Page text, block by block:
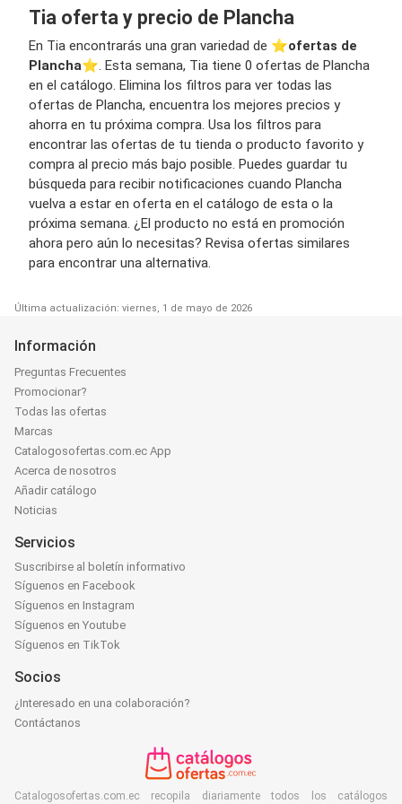
Tia oferta y precio de Plancha
En Tia encontrarás una gran variedad de ⭐️ofertas de
Plancha⭐️. Esta semana, Tia tiene 0 ofertas de Plancha
en el catálogo. Elimina los filtros para ver todas las
ofertas de Plancha, encuentra los mejores precios y
ahorra en tu próxima compra. Usa los filtros para
encontrar las ofertas de tu tienda o producto favorito y
compra al precio más bajo posible. Puedes guardar tu
búsqueda para recibir notificaciones cuando Plancha
vuelva a estar en oferta en el catálogo de esta o la
próxima semana. ¿El producto no está en promoción
ahora pero aún lo necesitas? Revisa ofertas similares
para encontrar una alternativa.
Última actualización: viernes, 1 de mayo de 2026
Información
Preguntas Frecuentes
Promocionar?
Todas las ofertas
Marcas
Catalogosofertas.com.ec App
Acerca de nosotros
Añadir catálogo
Noticias
Servicios
Suscribirse al boletín informativo
Síguenos en Facebook
Síguenos en Instagram
Síguenos en Youtube
Síguenos en TikTok
Socios
¿Interesado en una colaboración?
Contáctanos
Catalogosofertas.com.ec recopila diariamente todos los catálogos